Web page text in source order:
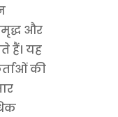
और
हैं। यह
की